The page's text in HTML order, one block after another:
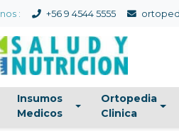
: +56 9 4544 5555
Insumos
Medicos
Ortopedia
Clinica